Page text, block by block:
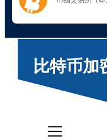
比特币加